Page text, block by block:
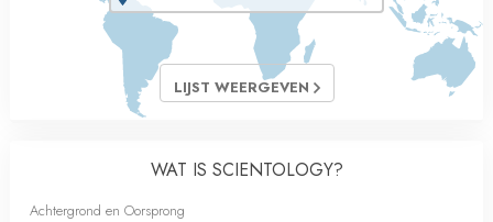
LIJST WEERGEVEN
WAT IS SCIENTOLOGY?
Achtergrond en Oorsprong